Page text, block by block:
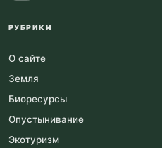
РУБРИКИ
О сайте
Земля
Биоресурсы
Опустынивание
Экотуризм